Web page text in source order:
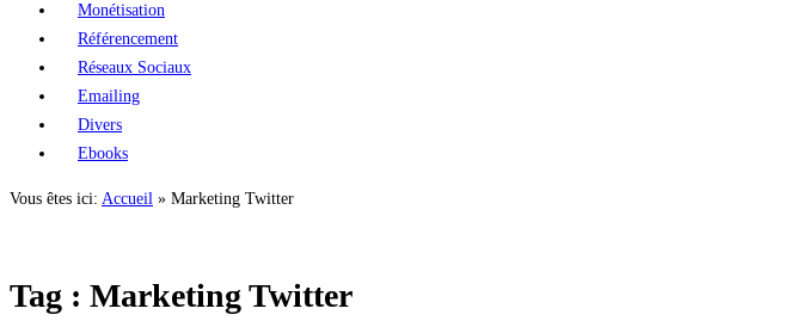
Monétisation
Référencement
Réseaux Sociaux
Emailing
Divers
Ebooks
Vous êtes ici: Accueil » Marketing Twitter
Tag : Marketing Twitter